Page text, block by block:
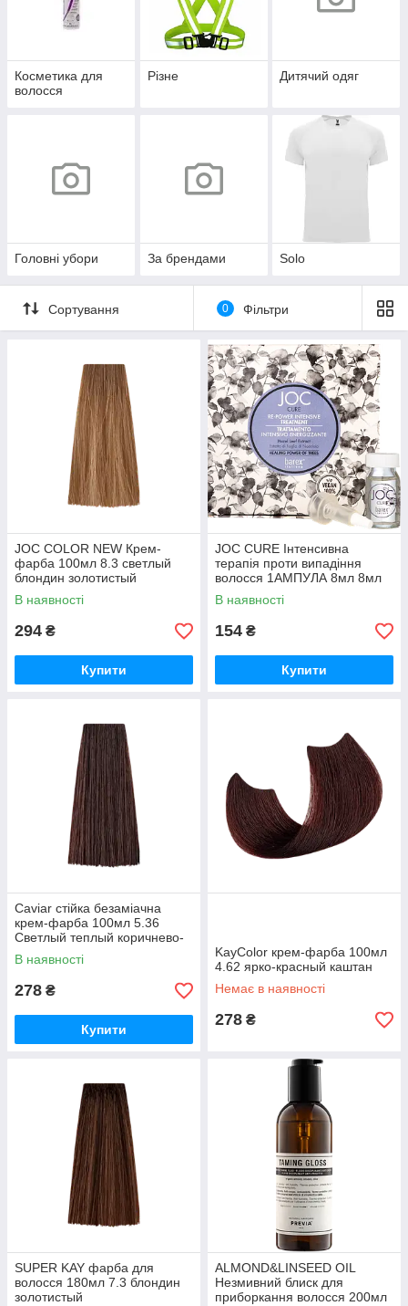
Косметика для
волосся
Різне Дитячий одяг
Головні убори За брендами Solo
Сортування 0 Фільтри
JOC COLOR NEW Крем-
фарба 100мл 8.3 светлый
блондин золотистый
В наявності
294 ₴
Купити
JOC CURE Інтенсивна
терапія проти випадіння
волосся 1АМПУЛА 8мл 8мл
В наявності
154 ₴
Купити
Caviar стійка безаміачна
крем-фарба 100мл 5.36
Светлый теплый коричнево-
каштановый
В наявності
278 ₴
Купити
KayColor крем-фарба 100мл
4.62 ярко-красный каштан
Немає в наявності
278 ₴
SUPER KAY фарба для
волосся 180мл 7.3 блондин
золотистый
ALMOND&LINSEED OIL
Незмивний блиск для
приборкання волосся 200мл